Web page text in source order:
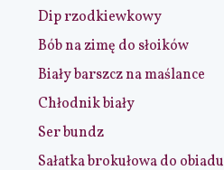
Dip rzodkiewkowy
Bób na zimę do słoików
Biały barszcz na maślance
Chłodnik biały
Ser bundz
Sałatka brokułowa do obiadu